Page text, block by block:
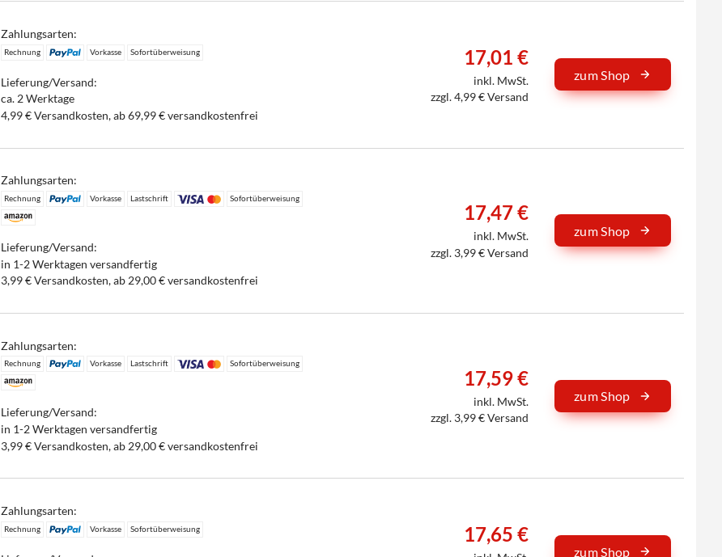
Zahlungsarten:
Rechnung Vorkasse Sofortüberweisung
Lieferung/Versand:
ca. 2 Werktage
4,99 € Versandkosten, ab 69,99 € versandkostenfrei
17,01 €
inkl. MwSt.
zzgl. 4,99 € Versand
zum Shop
Zahlungsarten:
Rechnung Vorkasse Lastschrift Sofortüberweisung
Lieferung/Versand:
in 1-2 Werktagen versandfertig
3,99 € Versandkosten, ab 29,00 € versandkostenfrei
17,47 €
inkl. MwSt.
zzgl. 3,99 € Versand
zum Shop
Zahlungsarten:
Rechnung Vorkasse Lastschrift Sofortüberweisung
Lieferung/Versand:
in 1-2 Werktagen versandfertig
3,99 € Versandkosten, ab 29,00 € versandkostenfrei
17,59 €
inkl. MwSt.
zzgl. 3,99 € Versand
zum Shop
Zahlungsarten:
Rechnung Vorkasse Sofortüberweisung 17,65 €
zum Shop